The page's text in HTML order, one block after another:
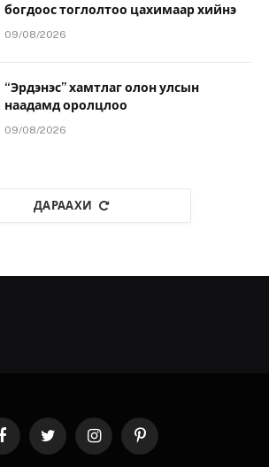
богдоос тоглолтоо цахимаар хийнэ
09/08/2026
“Эрдэнэс” хамтлаг олон улсын
наадамд оролцлоо
09/08/2026
ДАРААХИ
FacebookTwitter InstagramPinterest